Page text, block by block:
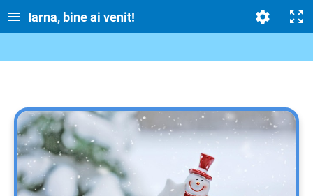
Iarna, bine ai venit!